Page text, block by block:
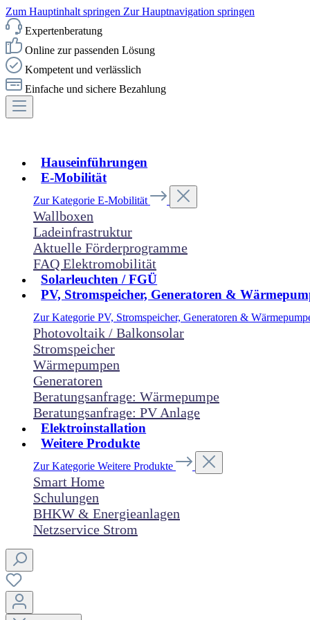
Zum Hauptinhalt springen Zur Hauptnavigation springen
Expertenberatung
Online zur passenden Lösung
Kompetent und verlässlich
Einfache und sichere Bezahlung
Hauseinführungen
E-Mobilität
Zur Kategorie E-Mobilität
Wallboxen
Ladeinfrastruktur
Aktuelle Förderprogramme
FAQ Elektromobilität
Solarleuchten / FGÜ
PV, Stromspeicher, Generatoren &
Zur Kategorie PV, Stromspeicher, Generatoren &
Photovoltaik / Balkonsolar
Stromspeicher
Wärmepumpen
Generatoren
Beratungsanfrage: Wärmepumpe
Beratungsanfrage: PV Anlage
Elektroinstallation
Weitere Produkte
Zur Kategorie Weitere Produkte
Smart Home
Schulungen
BHKW & Energieanlagen
Netzservice Strom